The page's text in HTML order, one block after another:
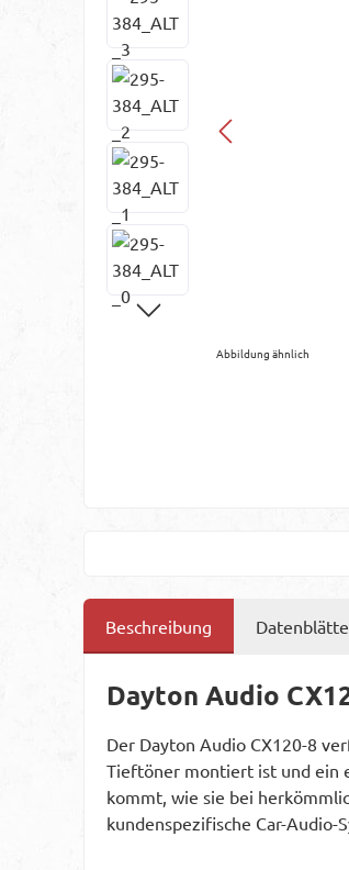
Abbildung ähnlich
Beschreibung
Dayton Audio
Der Dayton Audio CX120-8
Tieftöner montiert ist und ein
kommt, wie sie bei
kundenspezifische Car-Audio-